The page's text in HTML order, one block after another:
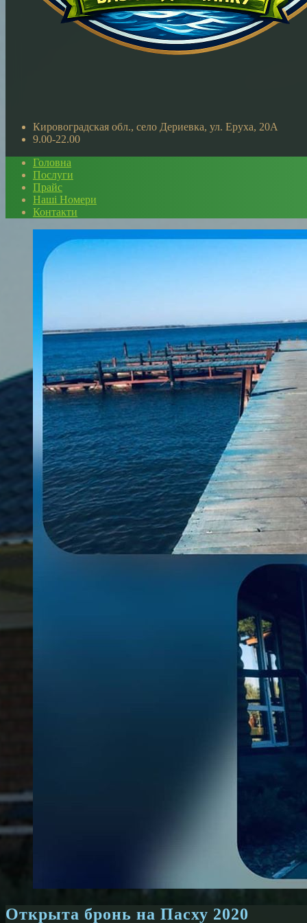
Кировоградская обл., село Дериевка, ул. Еруха, 20A
9.00-22.00
Головна
Послуги
Прайс
Наші Номери
Контакти
Открыта бронь на Пасху 2020